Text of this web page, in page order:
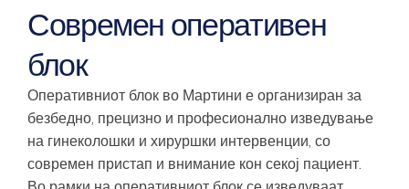
Современ оперативен
блок
Оперативниот блок во Мартини е организиран за
безбедно, прецизно и професионално изведување
на гинеколошки и хируршки интервенции, со
современ пристап и внимание кон секој пациент.